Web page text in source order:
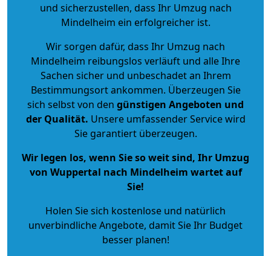
und sicherzustellen, dass Ihr Umzug nach
Mindelheim ein erfolgreicher ist.
Wir sorgen dafür, dass Ihr Umzug nach
Mindelheim reibungslos verläuft und alle Ihre
Sachen sicher und unbeschadet an Ihrem
Bestimmungsort ankommen. Überzeugen Sie
sich selbst von den günstigen Angeboten und
der Qualität. Unsere umfassender Service wird
Sie garantiert überzeugen.
Wir legen los, wenn Sie so weit sind, Ihr Umzug
von Wuppertal nach Mindelheim wartet auf
Sie!
Holen Sie sich kostenlose und natürlich
unverbindliche Angebote, damit Sie Ihr Budget
besser planen!